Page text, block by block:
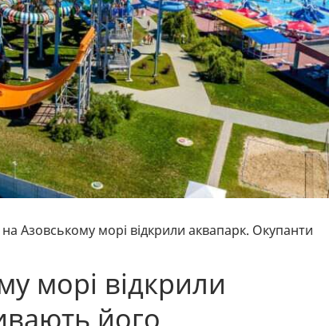
на Азовському морі відкрили аквапарк. Окупанти
морі відкрили